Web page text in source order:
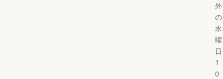
外
の
水
曜
日
1
0